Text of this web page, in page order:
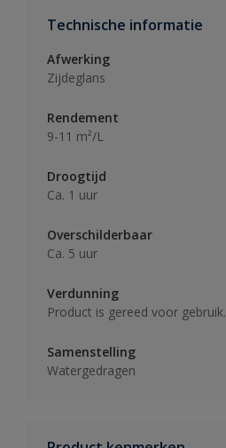
Technische informatie
Afwerking
Zijdeglans
Rendement
9-11 m²/L
Droogtijd
Ca. 1 uur
Overschilderbaar
Ca. 5 uur
Verdunning
Product is gereed voor gebruik.
Samenstelling
Watergedragen